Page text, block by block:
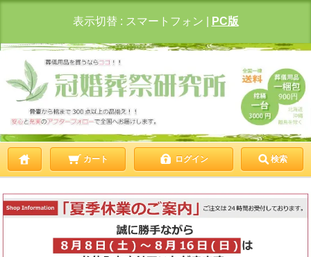
表示切替 : スマートフォン PC版
カート ログイン 検索